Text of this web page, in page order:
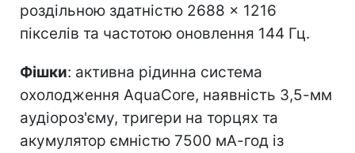
роздільною здатністю 2688 × 1216
пікселів та частотою оновлення 144 Гц.
Фішки: активна рідинна система
охолодження AquaCore, наявність 3,5-мм
аудіороз'єму, тригери на торцях та
акумулятор ємністю 7500 мА-год із